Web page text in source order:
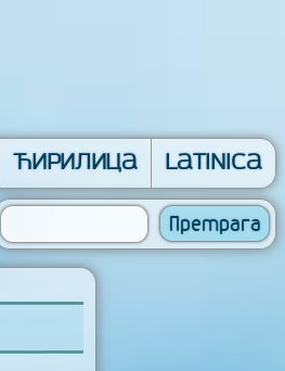
Latinica
Ћирилица